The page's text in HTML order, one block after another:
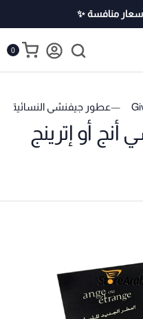
0
عطور جيفنشي النسائية
أو إترينج